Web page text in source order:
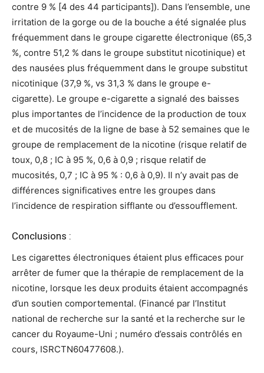
contre 9 % [4 des 44 participants]). Dans l’ensemble, une
irritation de la gorge ou de la bouche a été signalée plus
fréquemment dans le groupe cigarette électronique (65,3
%, contre 51,2 % dans le groupe substitut nicotinique) et
des nausées plus fréquemment dans le groupe substitut
nicotinique (37,9 %, vs 31,3 % dans le groupe e-
cigarette). Le groupe e-cigarette a signalé des baisses
plus importantes de l’incidence de la production de toux
et de mucosités de la ligne de base à 52 semaines que le
groupe de remplacement de la nicotine (risque relatif de
toux, 0,8 ; IC à 95 %, 0,6 à 0,9 ; risque relatif de
mucosités, 0,7 ; IC à 95 % : 0,6 à 0,9). Il n’y avait pas de
différences significatives entre les groupes dans
l’incidence de respiration sifflante ou d’essoufflement.
Conclusions :
Les cigarettes électroniques étaient plus efficaces pour
arrêter de fumer que la thérapie de remplacement de la
nicotine, lorsque les deux produits étaient accompagnés
d’un soutien comportemental. (Financé par l’Institut
national de recherche sur la santé et la recherche sur le
cancer du Royaume-Uni ; numéro d’essais contrôlés en
cours, ISRCTN60477608.).